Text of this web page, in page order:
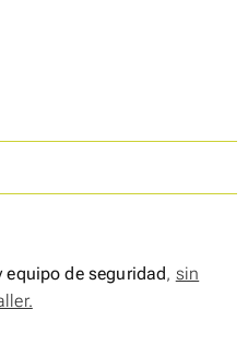
equipo de seguridad, sin